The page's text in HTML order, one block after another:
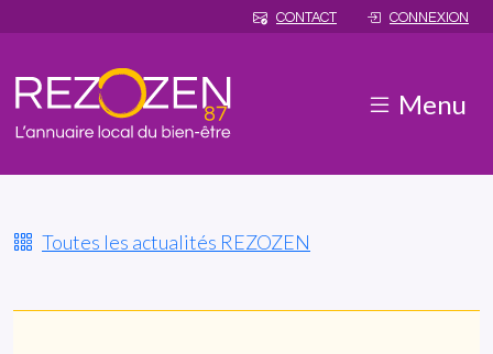
CONTACT CONNEXION
Menu
Toutes les actualités REZOZEN